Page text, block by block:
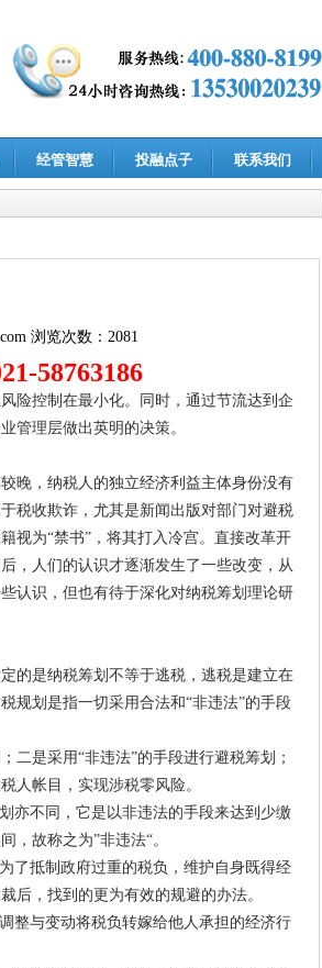
经管智慧 投融点子 联系我们
浏览次数：2081
58763186
险控制在最小化。同时，通过节流达到企
管理层做出英明的决策。
晚，纳税人的独立经济利益主体身份没有
税收欺诈，尤其是新闻出版对部门对避税
视为“禁书”，将其打入冷宫。直接改革开
，人们的认识才逐渐发生了一些改变，从
认识，但也有待于深化对纳税筹划理论研
的是纳税筹划不等于逃税，逃税是建立在
规划是指一切采用合法和“非违法”的手段
二是采用“非违法”的手段进行避税筹划；
人帐目，实现涉税零风险。
亦不同，它是以非违法的手段来达到少缴
，故称之为”非违法“。
了抵制政府过重的税负，维护自身既得经
后，找到的更为有效的规避的办法。
整与变动将税负转嫁给他人承担的经济行